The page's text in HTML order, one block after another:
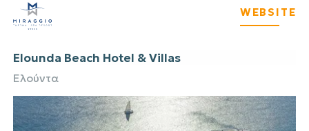
WEBSITE
Elounda Beach Hotel & Villas
Ελούντα